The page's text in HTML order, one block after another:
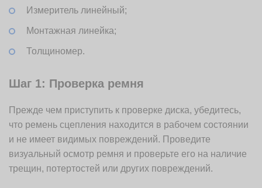
Измеритель линейный;
Монтажная линейка;
Толщиномер.
Шаг 1: Проверка ремня
Прежде чем приступить к проверке диска, убедитесь,
что ремень сцепления находится в рабочем состоянии
и не имеет видимых повреждений. Проведите
визуальный осмотр ремня и проверьте его на наличие
трещин, потертостей или других повреждений.